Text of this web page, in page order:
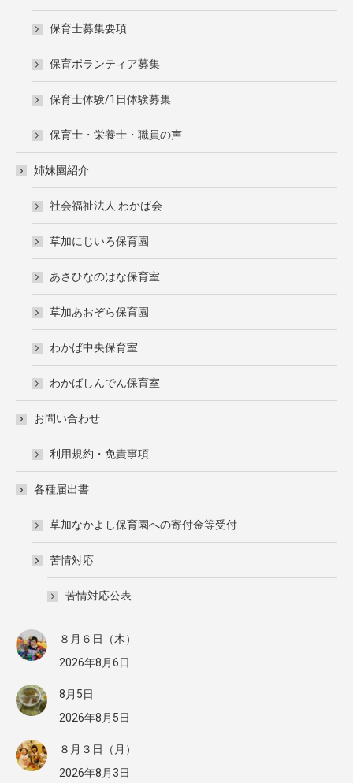
保育士募集要項
保育ボランティア募集
保育士体験/1日体験募集
保育士・栄養士・職員の声
姉妹園紹介
社会福祉法人 わかば会
草加にじいろ保育園
あさひなのはな保育室
草加あおぞら保育園
わかば中央保育室
わかばしんでん保育室
お問い合わせ
利用規約・免責事項
各種届出書
草加なかよし保育園への寄付金等受付
苦情対応
苦情対応公表
８月６日（木）
2026年8月6日
8月5日
2026年8月5日
８月３日（月）
2026年8月3日